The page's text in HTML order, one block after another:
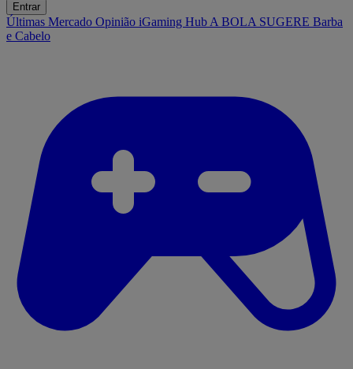
Entrar
Últimas Mercado Opinião iGaming Hub A BOLA SUGERE Barba
e Cabelo